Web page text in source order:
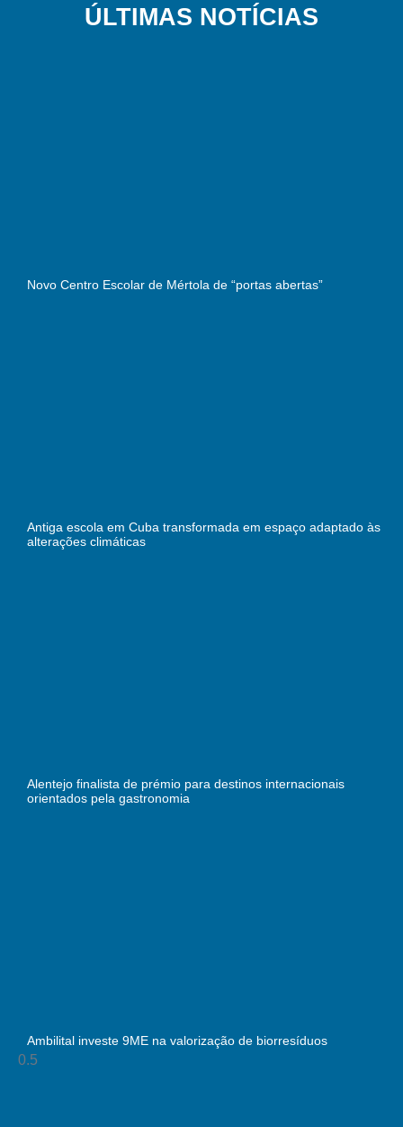
ÚLTIMAS NOTÍCIAS
Novo Centro Escolar de Mértola de “portas abertas”
Antiga escola em Cuba transformada em espaço adaptado às
alterações climáticas
Alentejo finalista de prémio para destinos internacionais
orientados pela gastronomia
Ambilital investe 9ME na valorização de biorresíduos